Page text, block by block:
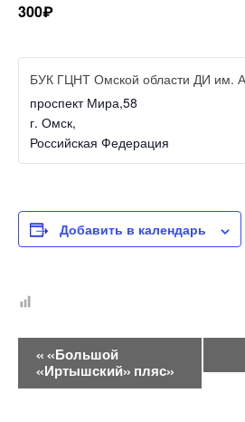
300₽
БУК ГЦНТ Омской области ДИ им.
проспект Мира,58
г. Омск,
Российская Федерация
Добавить в календарь
в
« «Большой
«Иртышский» пляс»